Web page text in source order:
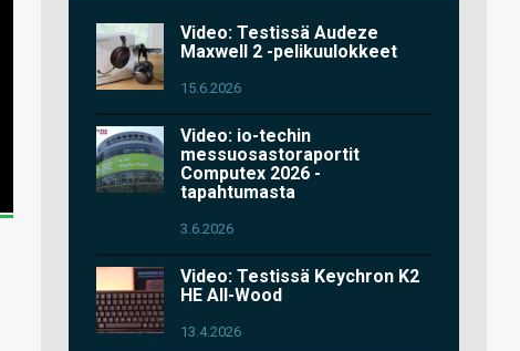
Video: Testissä Audeze
Maxwell 2 -pelikuulokkeet
15.6.2026
Video: io-techin
messuosastoraportit
Computex 2026 -
tapahtumasta
3.6.2026
Video: Testissä Keychron K2
HE All-Wood
13.4.2026